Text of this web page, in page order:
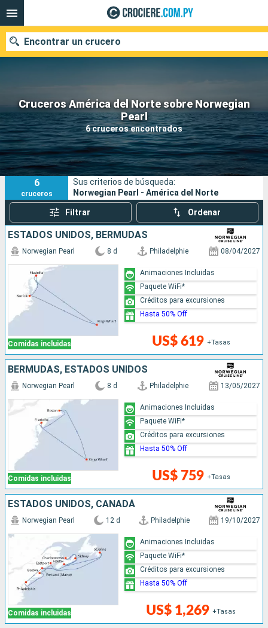
Cruceros América del Norte sobre Norwegian
Pearl
6 cruceros encontrados
Encontrar un crucero
Nuestros destinos
Fecha de salida
Puertos Compañías
Buscar
6
cruceros
Sus criterios de búsqueda:
Norwegian Pearl - América del Norte
Filtrar Ordenar
ESTADOS UNIDOS, BERMUDAS
Comidas incluidas
Norwegian Pearl 8 d Philadelphie 08/04/2027
US$ 619 +Tasas
Animaciones Incluidas
Paquete WiFi*
Créditos para excursiones
Hasta 50% Off
BERMUDAS, ESTADOS UNIDOS
Comidas incluidas
Norwegian Pearl 8 d Philadelphie 13/05/2027
US$ 759 +Tasas
Animaciones Incluidas
Paquete WiFi*
Créditos para excursiones
Hasta 50% Off
ESTADOS UNIDOS, CANADÁ
Comidas incluidas
Norwegian Pearl 12 d Philadelphie 19/10/2027
US$ 1,269 +Tasas
Animaciones Incluidas
Paquete WiFi*
Créditos para excursiones
Hasta 50% Off